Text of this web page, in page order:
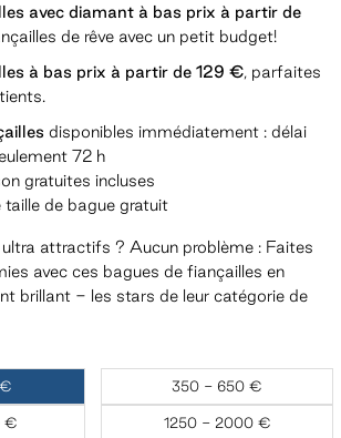
avec diamant à bas prix à partir de
de rêve avec un petit budget!
à bas prix à partir de 129 €, parfaites
disponibles immédiatement : délai
72 h
gratuites incluses
de bague gratuit
attractifs ? Aucun problème : Faites
avec ces bagues de fiançailles en
brillant - les stars de leur catégorie de
350 - 650 €
€ 1250 - 2000 €